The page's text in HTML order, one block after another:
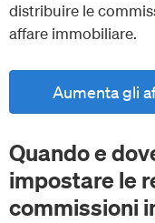
distribuire le
affare immobiliare.
Aumenta gli
Quando e
impostare le
commissioni